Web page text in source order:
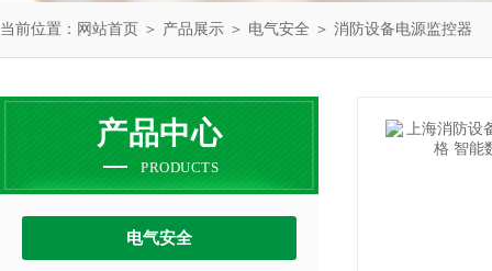
当前位置： 网站首页 ＞ 产品展示 ＞ 电气安全 ＞ 消防设备电源监控器
产品中心
PRODUCTS
电气安全